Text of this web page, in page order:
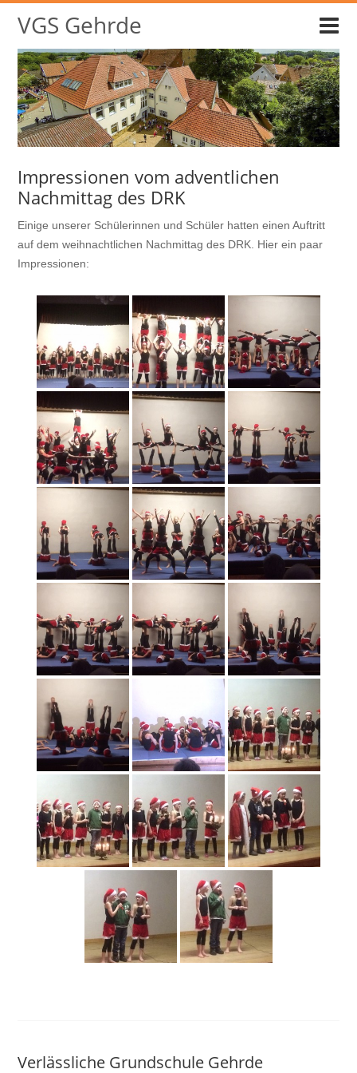
VGS Gehrde
Impressionen vom adventlichen
Nachmittag des DRK
Einige unserer Schülerinnen und Schüler hatten einen Auftritt
auf dem weihnachtlichen Nachmittag des DRK. Hier ein paar
Impressionen:
Verlässliche Grundschule Gehrde